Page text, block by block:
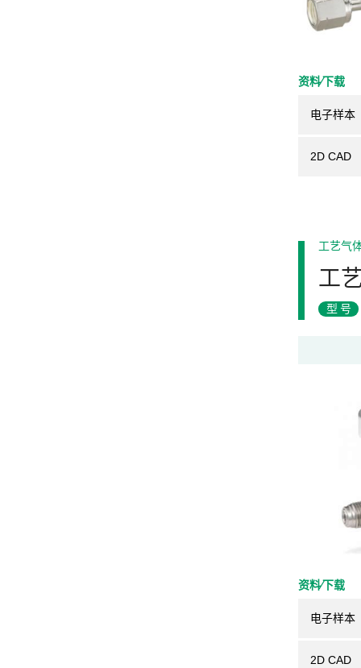
资料⁄下载
电子样本
2D CAD
工艺气
工
型号
资料⁄下载
电子样本
2D CAD